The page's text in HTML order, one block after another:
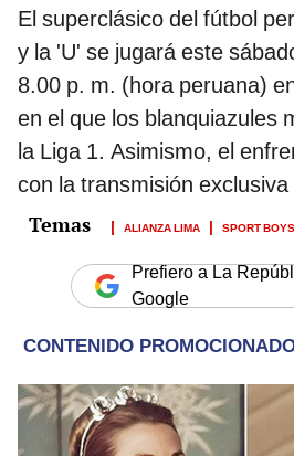
El superclásico del fútbol
y la 'U' se jugará este
8.00 p. m. (hora peruana)
en el que los blanquiazules
la Liga 1. Asimismo, el
con la transmisión
ALIANZA LIMA SPORT BOYS
Prefiero a La
Google